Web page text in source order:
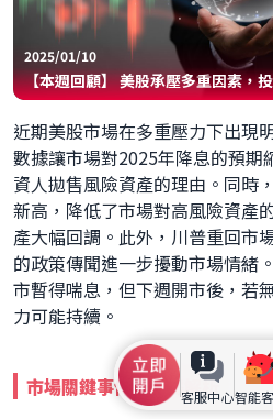
客服中心智能
2025/01/10
【本週回顧】 美股承壓多重因素，
近期美股市場在多重壓力下出現
數據讓市場對2025年降息的預期
資人拋售風險資產的理由。同時
新高，降低了市場對高風險資產
產大幅回調。此外，川普重回市
的政策傳聞進一步擾動市場情緒
市暫得喘息，但下週開市後，若
力可能持續。
市場關鍵事件與數據解析